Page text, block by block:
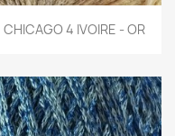
CHICAGO 4 IVOIRE - OR